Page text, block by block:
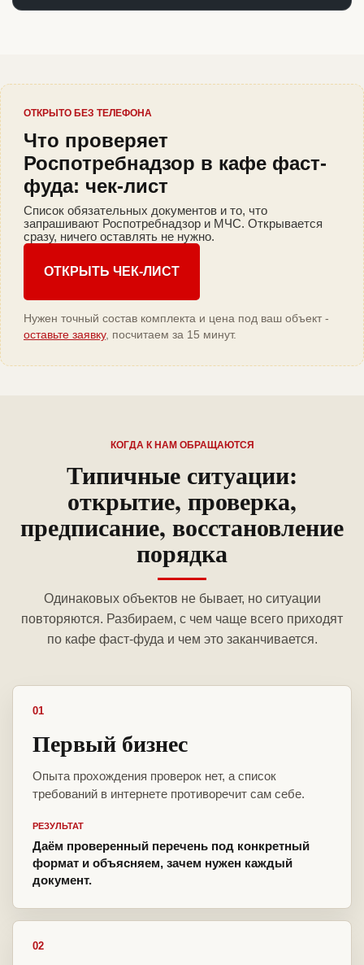
ОТКРЫТО БЕЗ ТЕЛЕФОНА
Что проверяет
Роспотребнадзор в кафе фаст-
фуда: чек-лист
Список обязательных документов и то, что
запрашивают Роспотребнадзор и МЧС. Открывается
сразу, ничего оставлять не нужно.
ОТКРЫТЬ ЧЕК-ЛИСТ
Нужен точный состав комплекта и цена под ваш объект -
оставьте заявку, посчитаем за 15 минут.
КОГДА К НАМ ОБРАЩАЮТСЯ
Типичные ситуации:
открытие, проверка,
предписание, восстановление
порядка
Одинаковых объектов не бывает, но ситуации
повторяются. Разбираем, с чем чаще всего приходят
по кафе фаст-фуда и чем это заканчивается.
01
Первый бизнес
Опыта прохождения проверок нет, а список
требований в интернете противоречит сам себе.
РЕЗУЛЬТАТ
Даём проверенный перечень под конкретный
формат и объясняем, зачем нужен каждый
документ.
02